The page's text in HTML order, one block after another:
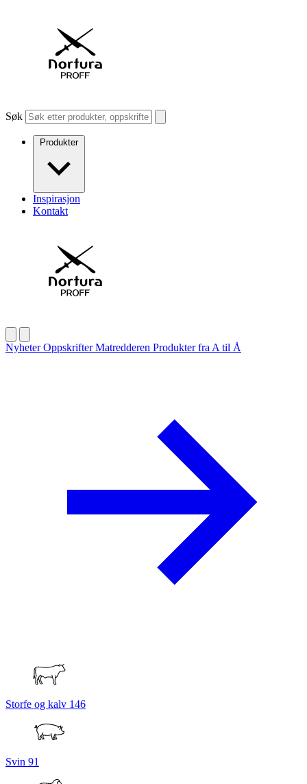
Søk
Produkter
Inspirasjon
Kontakt
NyheterOppskrifterMatredderen Produkter fra A til Å
Storfe og kalv 146
Svin 91